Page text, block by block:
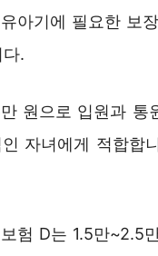
아기에 필요한 보
.
원으로 입원과
자녀에게 적합합
험 D는 1.5만~2.5